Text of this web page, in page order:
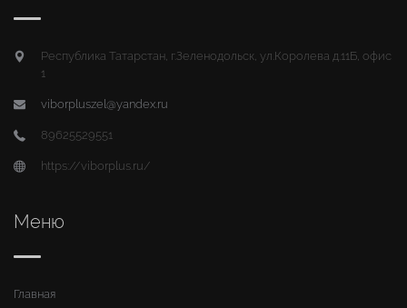
Республика Татарстан, г.Зеленодольск, ул.Королева д.11Б, офис
1
viborpluszel@yandex.ru
89625529551
https://viborplus.ru/
Меню
Главная